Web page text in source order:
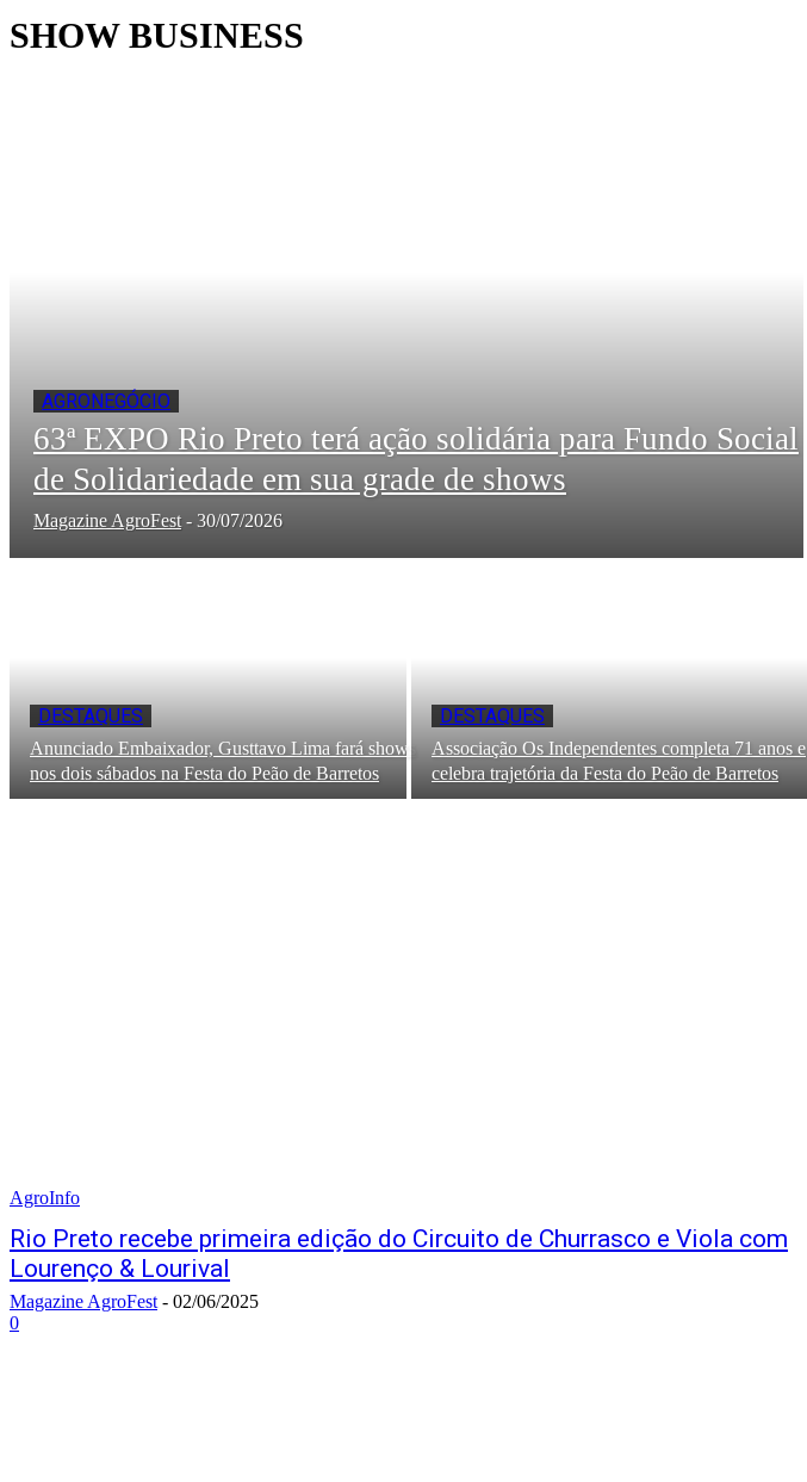
SHOW BUSINESS
AGRONEGÓCIO
63ª EXPO Rio Preto terá ação solidária para Fundo Social
de Solidariedade em sua grade de shows
Magazine AgroFest - 30/07/2026
DESTAQUES
Anunciado Embaixador, Gusttavo Lima fará shows
nos dois sábados na Festa do Peão de Barretos
DESTAQUES
Associação Os Independentes completa 71 anos e
celebra trajetória da Festa do Peão de Barretos
AgroInfo
Rio Preto recebe primeira edição do Circuito de Churrasco e Viola com
Lourenço & Lourival
Magazine AgroFest - 02/06/2025
0